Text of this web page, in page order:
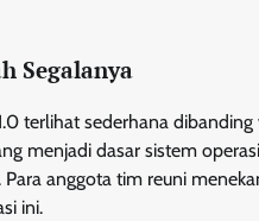
Segalanya
terlihat sederhana
menjadi dasar sistem
anggota tim reuni
ini.